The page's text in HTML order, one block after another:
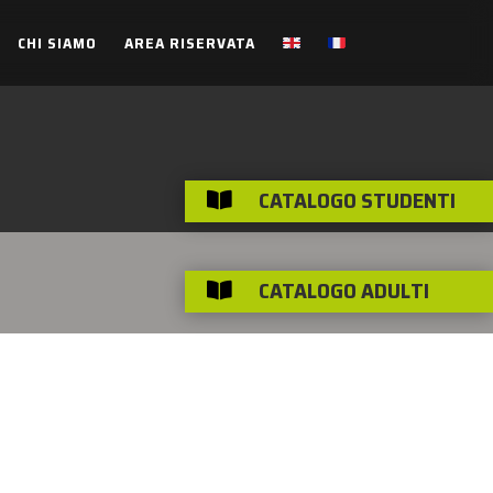
CHI SIAMO AREA RISERVATA
 CATALOGO STUDENTI
 CATALOGO ADULTI